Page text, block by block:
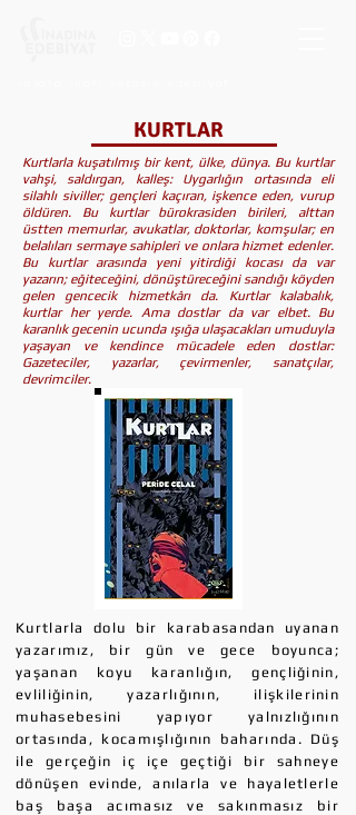
KURTLAR
Kurtlarla kuşatılmış bir kent, ülke, dünya. Bu kurtlar
vahşi, saldırgan, kalleş: Uygarlığın ortasında eli
silahlı siviller; gençleri kaçıran, işkence eden, vurup
öldüren. Bu kurtlar bürokrasiden birileri, alttan
üstten memurlar, avukatlar, doktorlar, komşular; en
belalıları sermaye sahipleri ve onlara hizmet edenler.
Bu kurtlar arasında yeni yitirdiği kocası da var
yazarın; eğiteceğini, dönüştüreceğini sandığı köyden
gelen gencecik hizmetkârı da. Kurtlar kalabalık,
kurtlar her yerde. Ama dostlar da var elbet. Bu
karanlık gecenin ucunda ışığa ulaşacakları umuduyla
yaşayan ve kendince mücadele eden dostlar:
Gazeteciler, yazarlar, çevirmenler, sanatçılar,
devrimciler.
Kurtlarla dolu bir karabasandan uyanan
yazarımız, bir gün ve gece boyunca;
yaşanan koyu karanlığın, gençliğinin,
evliliğinin, yazarlığının, ilişkilerinin
muhasebesini yapıyor yalnızlığının
ortasında, kocamışlığının baharında. Düş
ile gerçeğin iç içe geçtiği bir sahneye
dönüşen evinde, anılarla ve hayaletlerle
baş başa acımasız ve sakınmasız bir